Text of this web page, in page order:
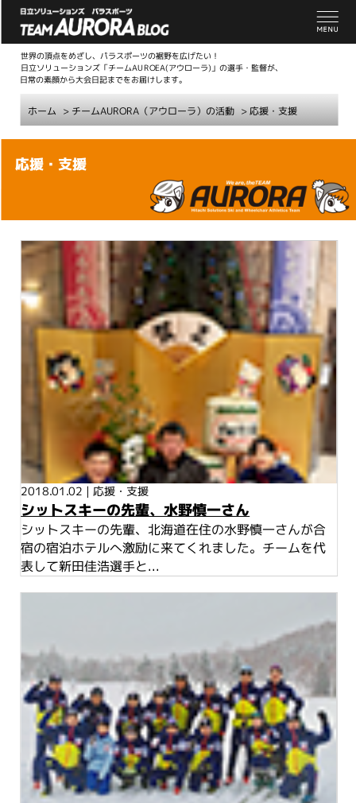
世界の頂点をめざし、パラスポーツの裾野を広げたい！
日立ソリューションズ「チームAUROEA(アウローラ)」の選手・監督が、
日常の素顔から大会日記までをお届けします。
ホーム > チームAURORA（アウローラ）の活動 >応援・支援
本
応援・支援
2018.01.02 |応援・支援
シットスキーの先輩、水野慎一さん
シットスキーの先輩、北海道在住の水野慎一さんが合
宿の宿泊ホテルへ激励に来てくれました。チームを代
表して新田佳浩選手と...